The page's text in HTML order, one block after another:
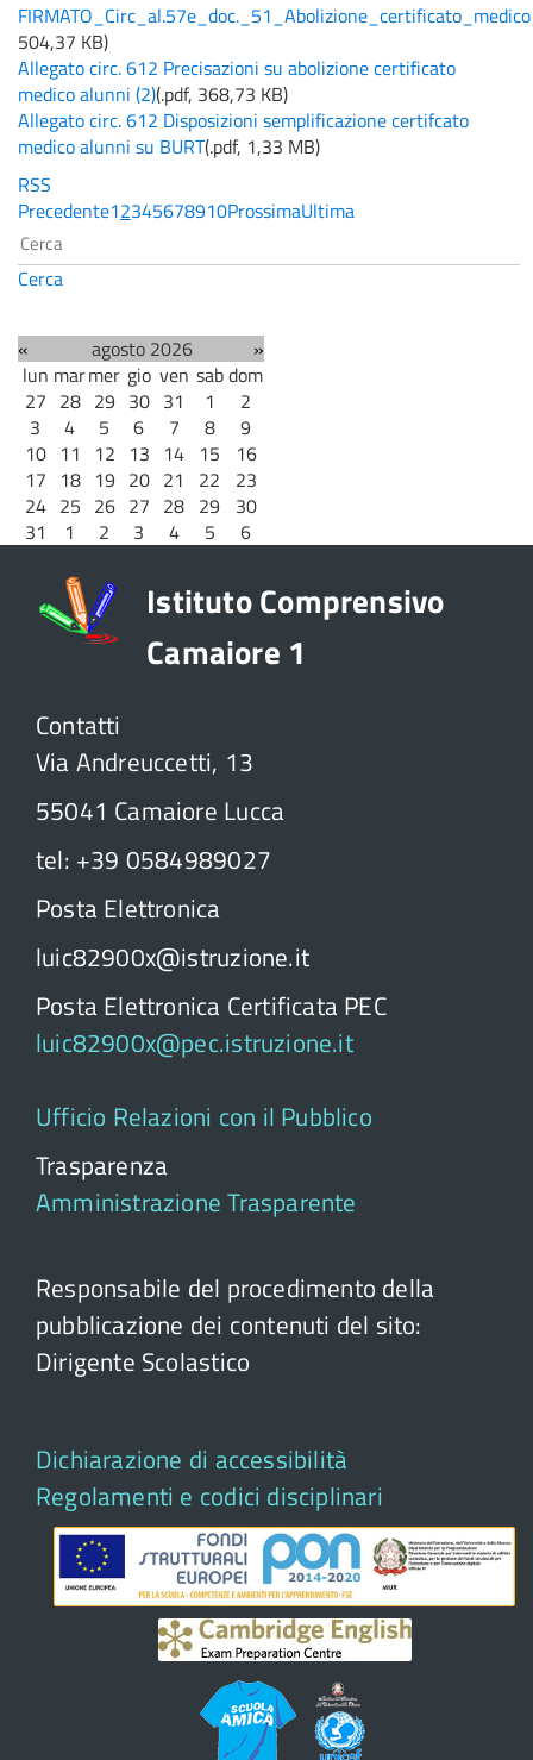
504,37 KB)
Allegato circ. 612 Precisazioni su abolizione certificato
medico alunni (2)(.pdf, 368,73 KB)
Allegato circ. 612 Disposizioni semplificazione certifcato
medico alunni su BURT(.pdf, 1,33 MB)
RSS
Precedente12345678910ProssimaUltima
Cerca
« agosto 2026
»
lun marmer gio ven sabdom
27 28 29 30 31 1
2
3
4 5 6 7 8
9
10 11 12 13 14 15
16
17 18 19 20 21 22
23
24 25 26 27 28 29 30
31
1 2 3 4 5 6
Istituto Comprensivo
Camaiore 1
Contatti
Via Andreuccetti, 13
55041 Camaiore Lucca
tel: +39 0584989027
Posta Elettronica
luic82900x@istruzione.it
Posta Elettronica Certificata PEC
luic82900x@pec.istruzione.it
Ufficio Relazioni con il Pubblico
Trasparenza
Amministrazione Trasparente
Responsabile del procedimento della
pubblicazione dei contenuti del sito:
Dirigente Scolastico
Dichiarazione di accessibilità
Regolamenti e codici disciplinari